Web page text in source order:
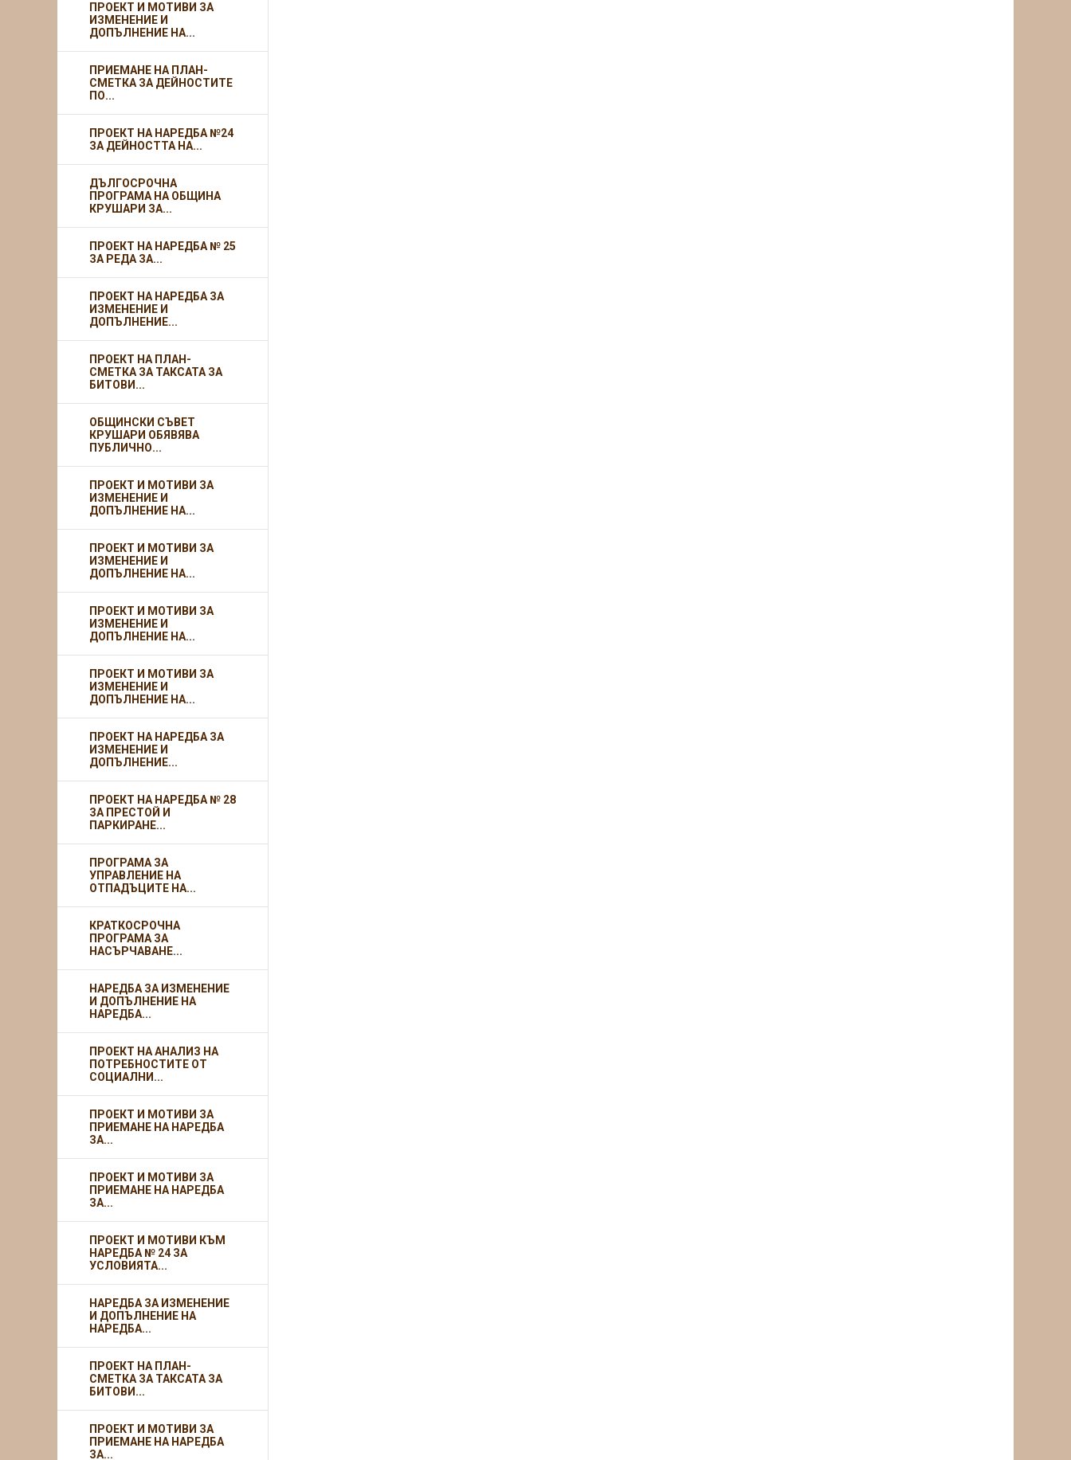
ПРОЕКТ И МОТИВИ ЗА
ИЗМЕНЕНИЕ И
ДОПЪЛНЕНИЕ НА...
ПРИЕМАНЕ НА ПЛАН-
СМЕТКА ЗА ДЕЙНОСТИТЕ
ПО...
ПРОЕКТ НА НАРЕДБА №24
ЗА ДЕЙНОСТТА НА...
ДЪЛГОСРОЧНА
ПРОГРАМА НА ОБЩИНА
КРУШАРИ ЗА...
ПРОЕКТ НА НАРЕДБА № 25
ЗА РЕДА ЗА...
ПРОЕКТ НА НАРЕДБА ЗА
ИЗМЕНЕНИЕ И
ДОПЪЛНЕНИЕ...
ПРОЕКТ НА ПЛАН-
СМЕТКА ЗА ТАКСАТА ЗА
БИТОВИ...
ОБЩИНСКИ СЪВЕТ
КРУШАРИ ОБЯВЯВА
ПУБЛИЧНО...
ПРОЕКТ И МОТИВИ ЗА
ИЗМЕНЕНИЕ И
ДОПЪЛНЕНИЕ НА...
ПРОЕКТ И МОТИВИ ЗА
ИЗМЕНЕНИЕ И
ДОПЪЛНЕНИЕ НА...
ПРОЕКТ И МОТИВИ ЗА
ИЗМЕНЕНИЕ И
ДОПЪЛНЕНИЕ НА...
ПРОЕКТ И МОТИВИ ЗА
ИЗМЕНЕНИЕ И
ДОПЪЛНЕНИЕ НА...
ПРОЕКТ НА НАРЕДБА ЗА
ИЗМЕНЕНИЕ И
ДОПЪЛНЕНИЕ...
ПРОЕКТ НА НАРЕДБА № 28
ЗА ПРЕСТОЙ И
ПАРКИРАНЕ...
ПРОГРАМА ЗА
УПРАВЛЕНИЕ НА
ОТПАДЪЦИТЕ НА...
КРАТКОСРОЧНА
ПРОГРАМА ЗА
НАСЪРЧАВАНЕ...
НАРЕДБА ЗА ИЗМЕНЕНИЕ
И ДОПЪЛНЕНИЕ НА
НАРЕДБА...
ПРОЕКТ НА АНАЛИЗ НА
ПОТРЕБНОСТИТЕ ОТ
СОЦИАЛНИ...
ПРОЕКТ И МОТИВИ ЗА
ПРИЕМАНЕ НА НАРЕДБА
ЗА...
ПРОЕКТ И МОТИВИ ЗА
ПРИЕМАНЕ НА НАРЕДБА
ЗА...
ПРОЕКТ И МОТИВИ КЪМ
НАРЕДБА № 24 ЗА
УСЛОВИЯТА...
НАРЕДБА ЗА ИЗМЕНЕНИЕ
И ДОПЪЛНЕНИЕ НА
НАРЕДБА...
ПРОЕКТ НА ПЛАН-
СМЕТКА ЗА ТАКСАТА ЗА
БИТОВИ...
ПРОЕКТ И МОТИВИ ЗА
ПРИЕМАНЕ НА НАРЕДБА
ЗА...